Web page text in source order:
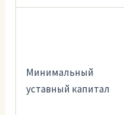
Минимальный
уставный капитал